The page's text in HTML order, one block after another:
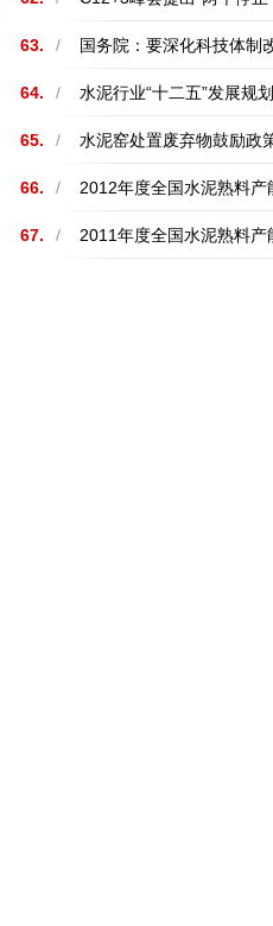
63. / 国务院：要深化科技体制
64. / 水泥行业“十二五”发展规划
65. / 水泥窑处置废弃物鼓励政
66. / 2012年度全国水泥熟料产
67. / 2011年度全国水泥熟料产